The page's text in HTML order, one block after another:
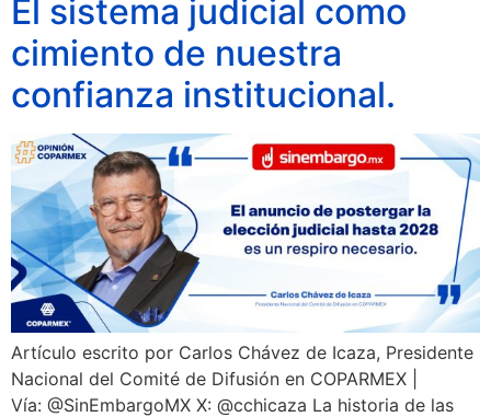
El sistema judicial como
cimiento de nuestra
confianza institucional.
Artículo escrito por Carlos Chávez de Icaza, Presidente
Nacional del Comité de Difusión en COPARMEX |
Vía: @SinEmbargoMX X: @cchicaza La historia de las